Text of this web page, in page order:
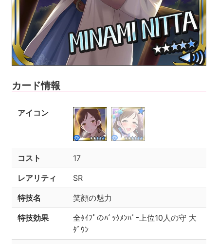
カード情報
アイコン
コスト 17
レアリティ SR
特技名 笑顔の魅力
特技効果
全ﾀｲﾌﾟのﾊﾞｯｸﾒﾝﾊﾞｰ上位10人の守 大
ﾀﾞｳﾝ